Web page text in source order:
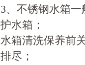
3、不锈钢水箱
护水箱；
水箱清洗保养前
排尽；